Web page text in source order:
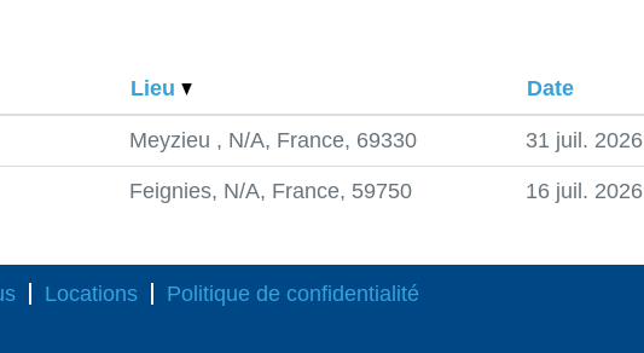
Lieu Date
Meyzieu , N/A, France, 69330 31 juil. 2026
Feignies, N/A, France, 59750 16 juil. 2026
Locations Politique de confidentialité